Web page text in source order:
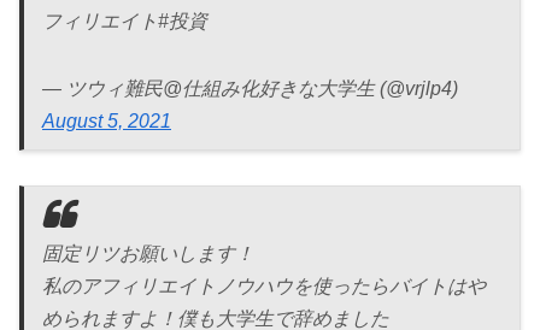
フィリエイト#投資
— ツウィ難民@仕組み化好きな大学生 (@vrjlp4)
August 5, 2021
固定リツお願いします！
私のアフィリエイトノウハウを使ったらバイトはや
められますよ！僕も大学生で辞めました